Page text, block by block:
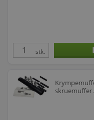
stk.
skruemuffer